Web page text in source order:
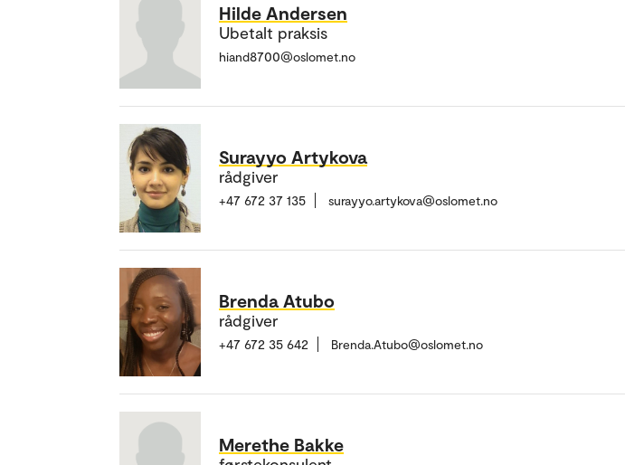
Hilde Andersen
Ubetalt praksis
hiand8700@oslomet.no
Surayyo Artykova
rådgiver
+47 672 37 135 surayyo.artykova@oslomet.no
Brenda Atubo
rådgiver
+47 672 35 642 Brenda.Atubo@oslomet.no
Merethe Bakke